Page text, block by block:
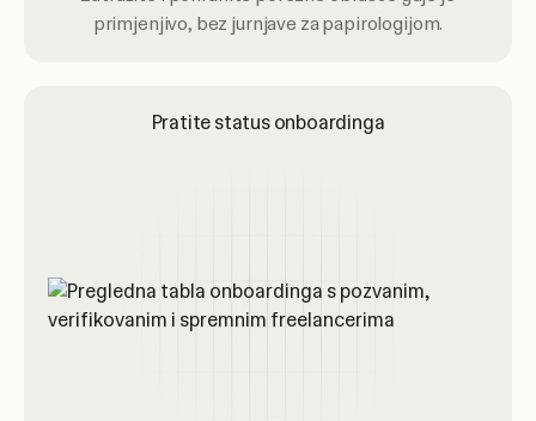
primjenjivo, bez jurnjave za papirologijom.
Pratite status onboardinga